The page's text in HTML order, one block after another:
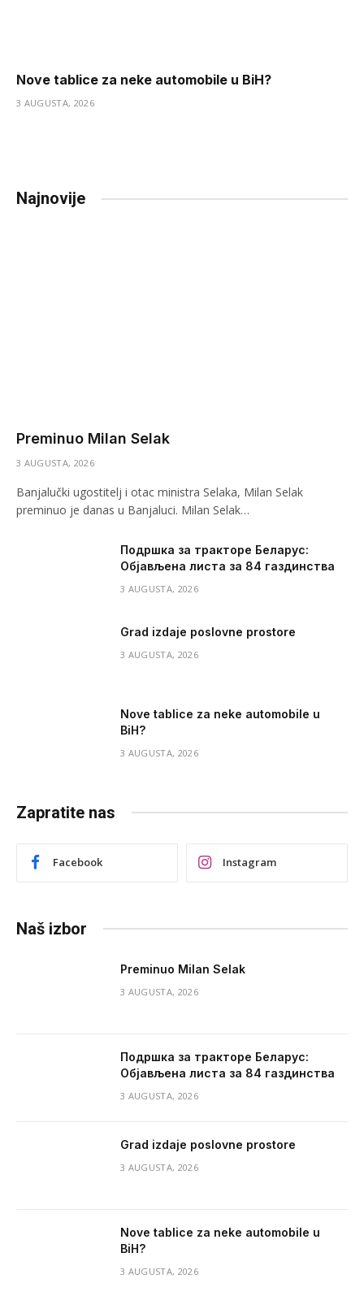
Nove tablice za neke automobile u BiH?
3 AUGUSTA, 2026
Najnovije
Preminuo Milan Selak
3 AUGUSTA, 2026
Banjalučki ugostitelj i otac ministra Selaka, Milan Selak
preminuo je danas u Banjaluci. Milan Selak…
Подршка за тракторе Беларус:
Објављена листа за 84 газдинства
3 AUGUSTA, 2026
Grad izdaje poslovne prostore
3 AUGUSTA, 2026
Nove tablice za neke automobile u
BiH?
3 AUGUSTA, 2026
Zapratite nas
Facebook Instagram
Naš izbor
Preminuo Milan Selak
3 AUGUSTA, 2026
Подршка за тракторе Беларус:
Објављена листа за 84 газдинства
3 AUGUSTA, 2026
Grad izdaje poslovne prostore
3 AUGUSTA, 2026
Nove tablice za neke automobile u
BiH?
3 AUGUSTA, 2026